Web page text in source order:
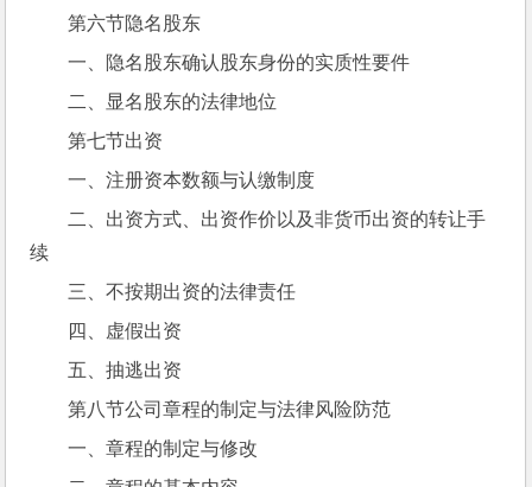
第六节隐名股东
一、隐名股东确认股东身份的实质性要件
二、显名股东的法律地位
第七节出资
一、注册资本数额与认缴制度
二、出资方式、出资作价以及非货币出资的转让手
续
三、不按期出资的法律责任
四、虚假出资
五、抽逃出资
第八节公司章程的制定与法律风险防范
一、章程的制定与修改